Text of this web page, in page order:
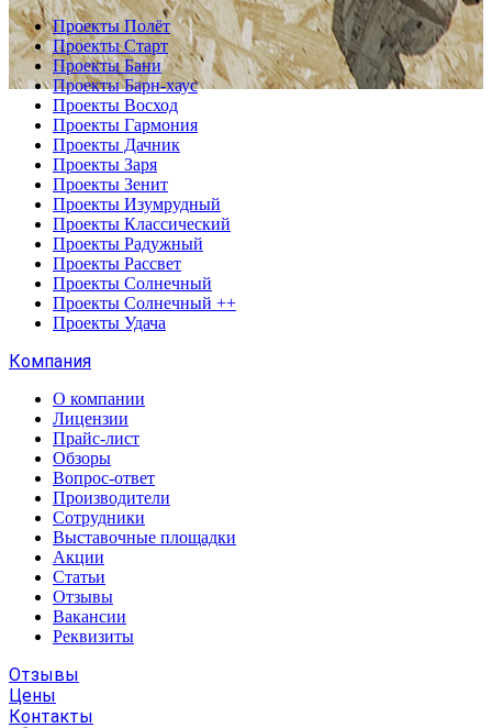
Проекты Полёт
Проекты Старт
Проекты Бани
Проекты Барн-хаус
Проекты Восход
Проекты Гармония
Проекты Дачник
Проекты Заря
Проекты Зенит
Проекты Изумрудный
Проекты Классический
Проекты Радужный
Проекты Рассвет
Проекты Солнечный
Проекты Солнечный ++
Проекты Удача
Компания
О компании
Лицензии
Прайс-лист
Обзоры
Вопрос-ответ
Производители
Сотрудники
Выставочные площадки
Акции
Статьи
Отзывы
Вакансии
Реквизиты
Отзывы
Цены
Контакты